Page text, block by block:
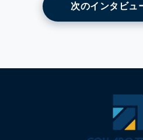
次のインタビュ